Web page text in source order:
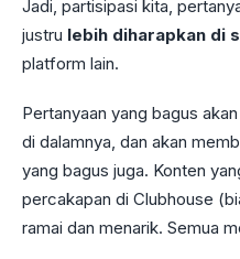
Jadi, partisipasi kita,
justru lebih diharapkan di
platform lain.
Pertanyaan yang bagus
di dalamnya, dan akan
yang bagus juga. Konten
percakapan di Clubhouse
ramai dan menarik. Semua